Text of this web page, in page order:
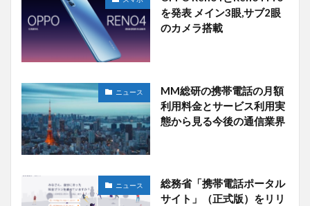
を発表 メイン3眼,サブ2眼
のカメラ搭載
ニュース
MM総研の携帯電話の月額
利用料金とサービス利用実
態から見る今後の通信業界
ニュース
総務省「携帯電話ポータル
サイト」（正式版）をリリ